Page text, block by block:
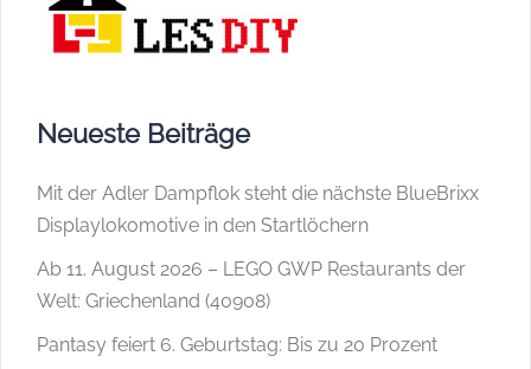
Neueste Beiträge
Mit der Adler Dampflok steht die nächste BlueBrixx
Displaylokomotive in den Startlöchern
Ab 11. August 2026 – LEGO GWP Restaurants der
Welt: Griechenland (40908)
Pantasy feiert 6. Geburtstag: Bis zu 20 Prozent